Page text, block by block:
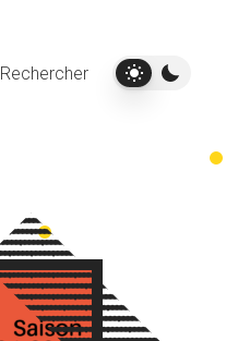
Rechercher